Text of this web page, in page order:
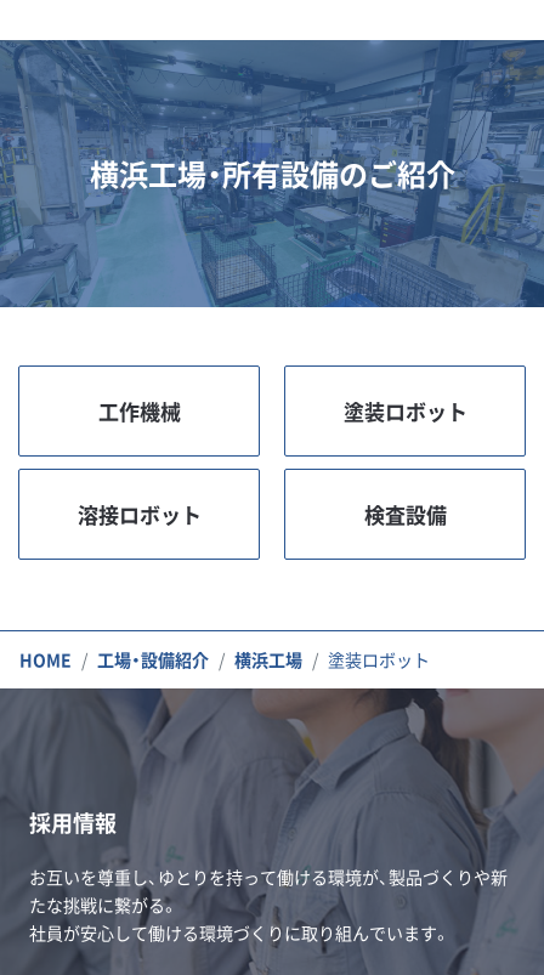
横浜工場・所有設備のご紹介
工作機械 塗装ロボット
溶接ロボット 検査設備
HOME 工場・設備紹介 横浜工場 塗装ロボット
採用情報
お互いを尊重し、ゆとりを持って働ける環境が、製品づくりや新
たな挑戦に繋がる。
社員が安心して働ける環境づくりに取り組んでいます。